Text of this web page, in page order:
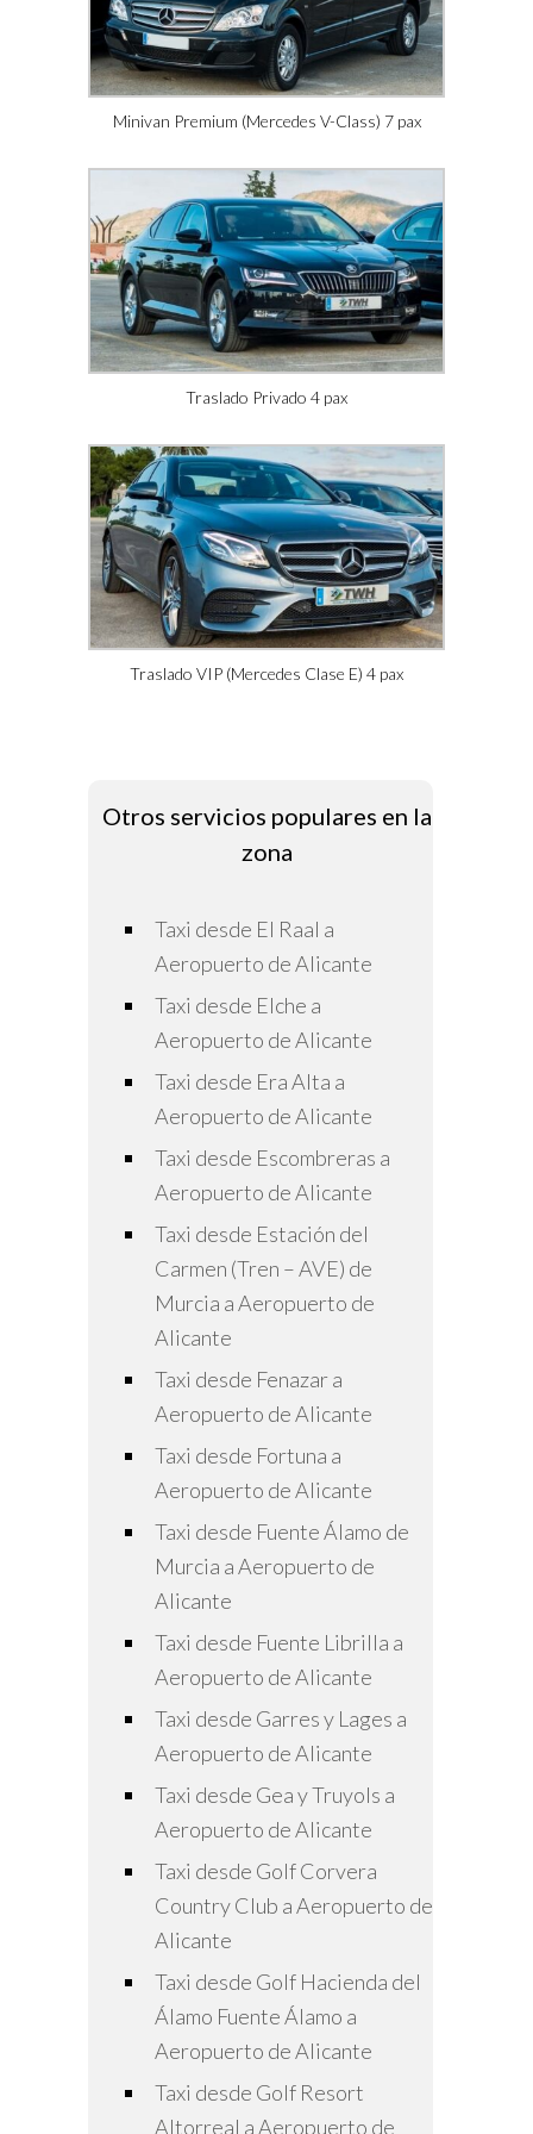
Minivan Premium (Mercedes V-Class) 7 pax
Traslado Privado 4 pax
Traslado VIP (Mercedes Clase E) 4 pax
Otros servicios populares en la
zona
Taxi desde El Raal a
Aeropuerto de Alicante
Taxi desde Elche a
Aeropuerto de Alicante
Taxi desde Era Alta a
Aeropuerto de Alicante
Taxi desde Escombreras a
Aeropuerto de Alicante
Taxi desde Estación del
Carmen (Tren – AVE) de
Murcia a Aeropuerto de
Alicante
Taxi desde Fenazar a
Aeropuerto de Alicante
Taxi desde Fortuna a
Aeropuerto de Alicante
Taxi desde Fuente Álamo de
Murcia a Aeropuerto de
Alicante
Taxi desde Fuente Librilla a
Aeropuerto de Alicante
Taxi desde Garres y Lages a
Aeropuerto de Alicante
Taxi desde Gea y Truyols a
Aeropuerto de Alicante
Taxi desde Golf Corvera
Country Club a Aeropuerto de
Alicante
Taxi desde Golf Hacienda del
Álamo Fuente Álamo a
Aeropuerto de Alicante
Taxi desde Golf Resort
Altorreal a Aeropuerto de